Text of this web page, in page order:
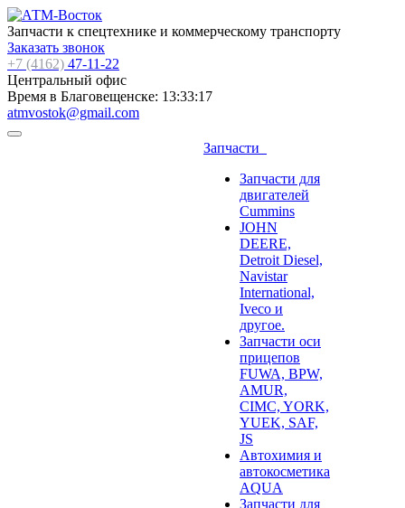
Запчасти к спецтехнике и коммерческому транспорту
Заказать звонок
+7 (4162) 47-11-22
Центральный офис
Время в Благовещенске: 13:33:18
atmvostok@gmail.com
Запчасти
Запчасти для
двигателей
Cummins
JOHN
DEERE,
Detroit Diesel,
Navistar
International,
Iveco и
другое.
Запчасти оси
прицепов
FUWA, BPW,
AMUR,
CIMC, YORK,
YUEK, SAF,
JS
Автохимия и
автокосметика
AQUA
Запчасти для